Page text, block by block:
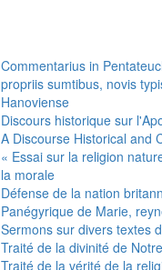
Commentarius in
propriis sumtibus, novis
Hanoviense
Discours historique sur
A Discourse Historical and
« Essai sur la religion
la morale
Défense de la nation
Panégyrique de Marie,
Sermons sur divers textes
Traité de la divinité de
Traité de la vérité de la